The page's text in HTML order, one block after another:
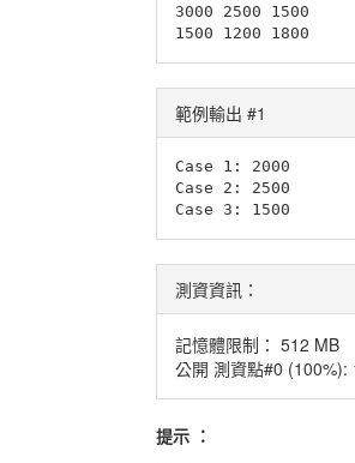
3000 2500 1500
範例輸出 #1
Case 1: 2000
Case 2: 2500
測資資訊：
記憶體限制： 512 MB
公開 測資點#0 (100%):
提示 ：